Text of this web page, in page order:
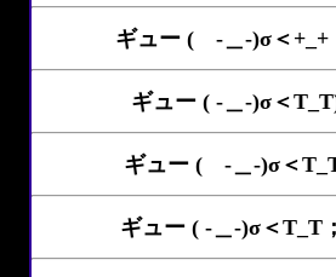
ギュー ( -＿-)σ＜+_+
ギュー ( -＿-)σ＜
ギュー ( -＿-)σ＜
ギュー ( -＿-)σ＜T_T